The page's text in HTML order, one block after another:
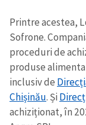
Printre acestea,
Sofrone.
proceduri de
produse
inclusiv de
Chișinău. Și
achiziționat, în